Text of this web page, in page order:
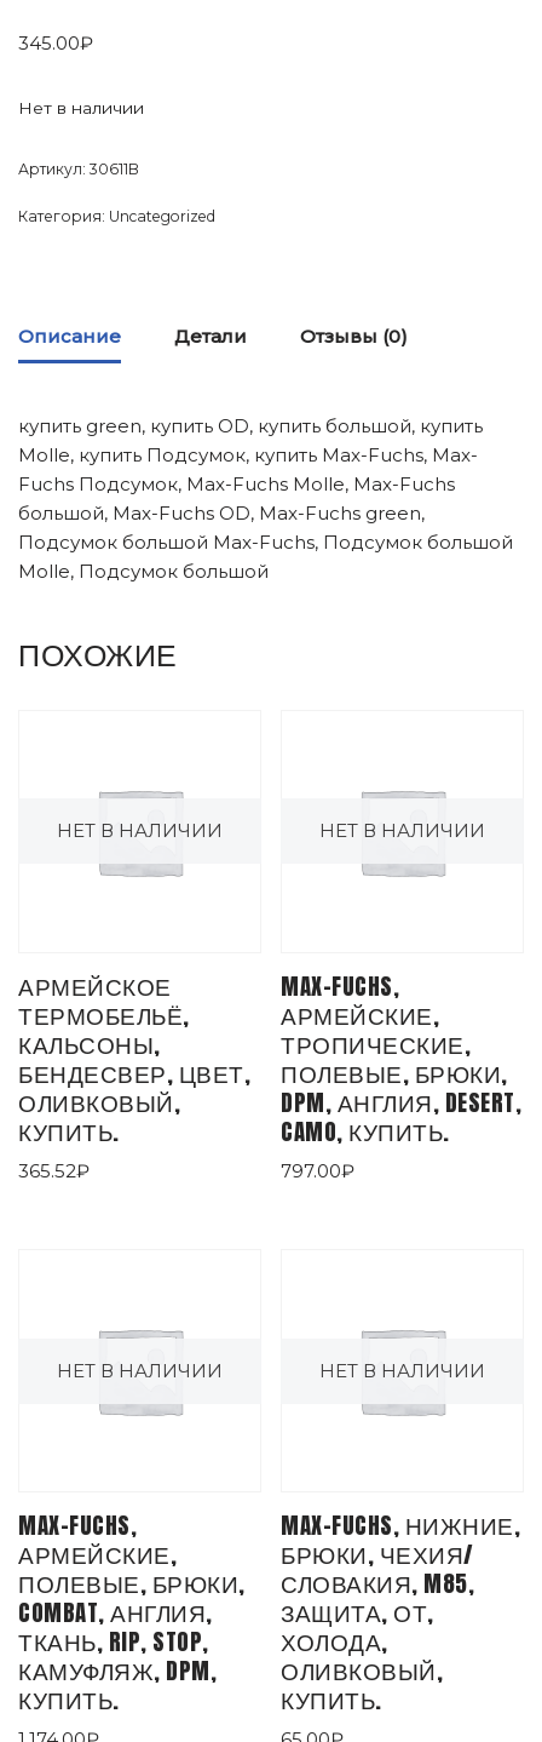
345.00₽
Нет в наличии
Артикул: 30611B
Категория: Uncategorized
Описание Детали Отзывы (0)
купить green, купить OD, купить большой, купить
Molle, купить Подсумок, купить Max-Fuchs, Max-
Fuchs Подсумок, Max-Fuchs Molle, Max-Fuchs
большой, Max-Fuchs OD, Max-Fuchs green,
Подсумок большой Max-Fuchs, Подсумок большой
Molle, Подсумок большой
ПОХОЖИЕ
НЕТ В НАЛИЧИИ
АРМЕЙСКОЕ
ТЕРМОБЕЛЬЁ,
КАЛЬСОНЫ,
БЕНДЕСВЕР, ЦВЕТ,
ОЛИВКОВЫЙ,
КУПИТЬ.
365.52₽
НЕТ В НАЛИЧИИ
MAX-FUCHS,
АРМЕЙСКИЕ,
ТРОПИЧЕСКИЕ,
ПОЛЕВЫЕ, БРЮКИ,
DPM, АНГЛИЯ, DESERT,
CAMO, КУПИТЬ.
797.00₽
НЕТ В НАЛИЧИИ
MAX-FUCHS,
АРМЕЙСКИЕ,
ПОЛЕВЫЕ, БРЮКИ,
COMBAT, АНГЛИЯ,
ТКАНЬ, RIP, STOP,
КАМУФЛЯЖ, DPM,
КУПИТЬ.
НЕТ В НАЛИЧИИ
MAX-FUCHS, НИЖНИЕ,
БРЮКИ, ЧЕХИЯ/
СЛОВАКИЯ, M85,
ЗАЩИТА, ОТ,
ХОЛОДА,
ОЛИВКОВЫЙ,
КУПИТЬ.